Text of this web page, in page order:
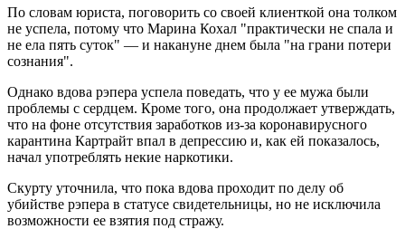
По словам юриста, поговорить со своей клиенткой она толком
не успела, потому что Марина Кохал "практически не спала и
не ела пять суток" — и накануне днем была "на грани потери
сознания".
Однако вдова рэпера успела поведать, что у ее мужа были
проблемы с сердцем. Кроме того, она продолжает утверждать,
что на фоне отсутствия заработков из-за коронавирусного
карантина Картрайт впал в депрессию и, как ей показалось,
начал употреблять некие наркотики.
Скурту уточнила, что пока вдова проходит по делу об
убийстве рэпера в статусе свидетельницы, но не исключила
возможности ее взятия под стражу.